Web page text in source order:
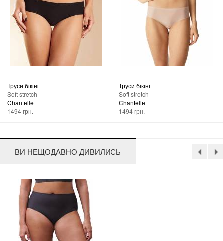
Труси бікіні
Soft stretch
Chantelle
1494 грн.
Труси бікіні
Soft stretch
Chantelle
1494 грн.
ВИ НЕЩОДАВНО ДИВИЛИСЬ